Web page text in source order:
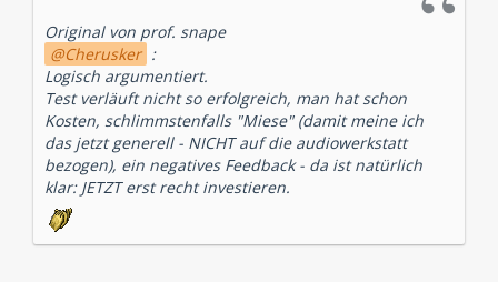
Original von prof. snape
Cherusker :
Logisch argumentiert.
Test verläuft nicht so erfolgreich, man hat schon
Kosten, schlimmstenfalls "Miese" (damit meine ich
das jetzt generell - NICHT auf die audiowerkstatt
bezogen), ein negatives Feedback - da ist natürlich
klar: JETZT erst recht investieren.